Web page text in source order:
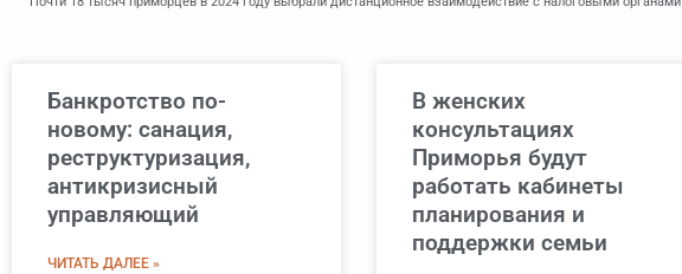
Банкротство по-
новому: санация,
реструктуризация,
антикризисный
управляющий
ЧИТАТЬ ДАЛЕЕ »
В женских
консультациях
Приморья будут
работать кабинеты
планирования и
поддержки семьи